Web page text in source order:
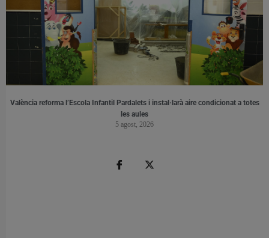
València reforma l’Escola Infantil Pardalets i instal·larà aire condicionat a totes
les aules
5 agost, 2026